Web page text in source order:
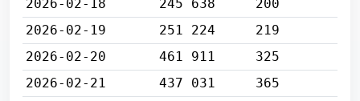
2026-02-18
245 638
200
2026-02-19
251 224
219
2026-02-20
461 911
325
2026-02-21
437 031
365